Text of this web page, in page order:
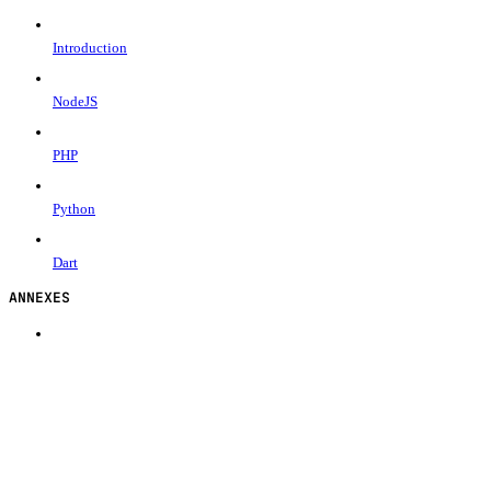
Introduction
NodeJS
PHP
Python
Dart
ANNEXES